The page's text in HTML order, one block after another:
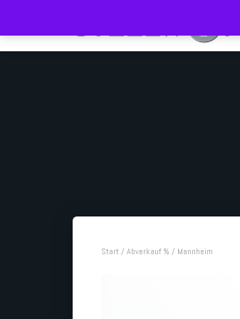
Start/ Abverkauf % / Mannheim